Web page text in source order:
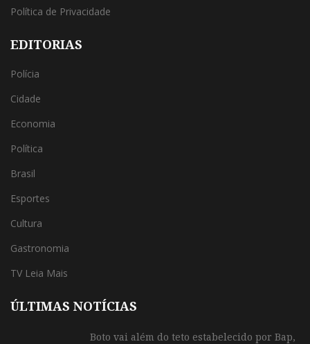
Política de Privacidade
EDITORIAS
Polícia
Cidade
Economia
Política
Brasil
Esportes
Cultura
Gastronomia
TV Leia Mais
ÚLTIMAS NOTÍCIAS
Boto vai além do teto estabelecido por Bap,